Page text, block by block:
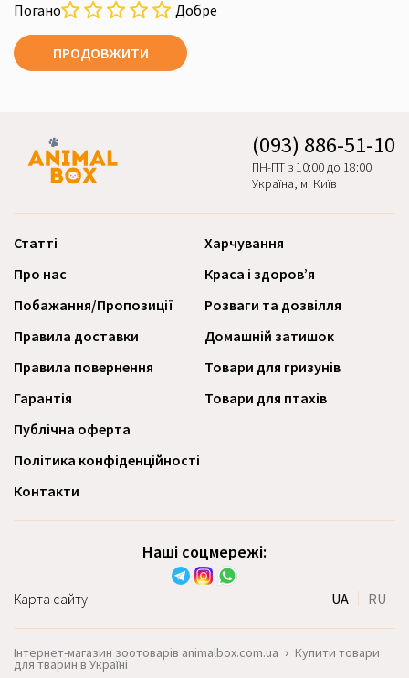
Погано Добре
ПРОДОВЖИТИ
(093) 886-51-10
ПН-ПТ з 10:00 до 18:00
Україна, м. Київ
Статті
Про нас
Побажання/Пропозиції
Правила доставки
Правила повернення
Гарантія
Публічна оферта
Політика конфіденційності
Контакти
Харчування
Краса і здоров’я
Розваги та дозвілля
Домашній затишок
Товари для гризунів
Товари для птахів
Наші соцмережі:
Карта сайту UA RU
Інтернет-магазин зоотоварів animalbox.com.ua › Купити товари
для тварин в Україні